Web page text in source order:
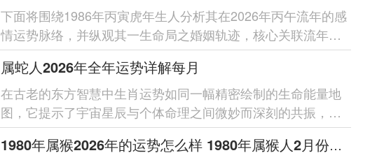
下面将围绕1986年丙寅虎年生人分析其在2026年丙午流年的感
情运势脉络，并纵观其一生命局之婚姻轨迹，核心关联流年干
支对命局之作用、夫妻宫动之...
属蛇人2026年全年运势详解每月
在古老的东方智慧中生肖运势如同一幅精密绘制的生命能量地
图，它提示了宇宙星辰与个体命理之间微妙而深刻的共振，对
于属蛇之人来讲踏入2026丙午...
1980年属猴2026年的运势怎么样 1980年属猴人2月份运程